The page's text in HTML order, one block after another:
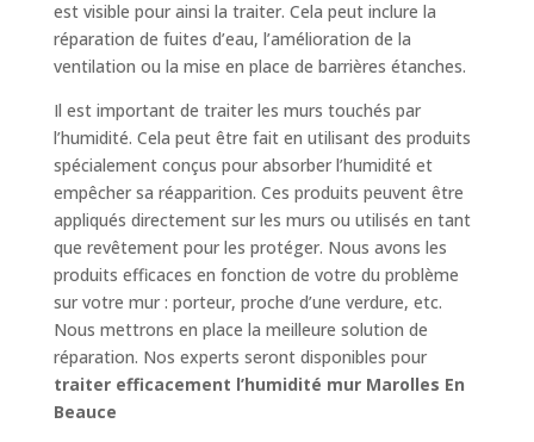
est visible pour ainsi la traiter. Cela peut inclure la
réparation de fuites d’eau, l’amélioration de la
ventilation ou la mise en place de barrières étanches.
Il est important de traiter les murs touchés par
l’humidité. Cela peut être fait en utilisant des produits
spécialement conçus pour absorber l’humidité et
empêcher sa réapparition. Ces produits peuvent être
appliqués directement sur les murs ou utilisés en tant
que revêtement pour les protéger. Nous avons les
produits efficaces en fonction de votre du problème
sur votre mur : porteur, proche d’une verdure, etc.
Nous mettrons en place la meilleure solution de
réparation. Nos experts seront disponibles pour
traiter efficacement l’humidité mur Marolles En
Beauce